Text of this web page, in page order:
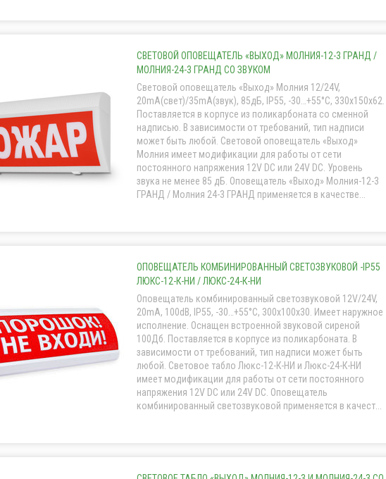
СВЕТОВОЙ ОПОВЕЩАТЕЛЬ «ВЫХОД» МОЛНИЯ-12-3 ГРАНД /
МОЛНИЯ-24-3 ГРАНД СО ЗВУКОМ
Световой оповещатель «Выход» Молния 12/24V,
20mA(свет)/35mA(звук), 85дБ, IP55, -30…+55°С, 330x150x62.
Поставляется в корпусе из поликарбоната со сменной
надписью. В зависимости от требований, тип надписи
может быть любой. Световой оповещатель «Выход»
Молния имеет модификации для работы от сети
постоянного напряжения 12V DC или 24V DC. Уровень
звука не менее 85 дБ. Оповещатель «Выход» Молния-12-3
ГРАНД / Молния 24-3 ГРАНД применяется в качестве...
ОПОВЕЩАТЕЛЬ КОМБИНИРОВАННЫЙ СВЕТОЗВУКОВОЙ -IP55
ЛЮКС-12-К-НИ / ЛЮКС-24-К-НИ
Оповещатель комбинированный светозвуковой 12V/24V,
20mA, 100dB, IP55, -30…+55°С, 300x100x30. Имеет наружное
исполнение. Оснащен встроенной звуковой сиреной
100Дб. Поставляется в корпусе из поликарбоната. В
зависимости от требований, тип надписи может быть
любой. Световое табло Люкс-12-К-НИ и Люкс-24-К-НИ
имеет модификации для работы от сети постоянного
напряжения 12V DC или 24V DC. Оповещатель
комбинированный светозвуковой применяется в качест...